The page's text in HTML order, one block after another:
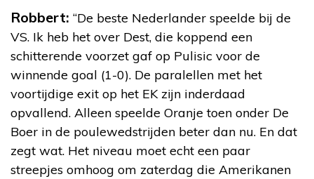
Robbert: “De beste Nederlander speelde bij de
VS. Ik heb het over Dest, die koppend een
schitterende voorzet gaf op Pulisic voor de
winnende goal (1-0). De paralellen met het
voortijdige exit op het EK zijn inderdaad
opvallend. Alleen speelde Oranje toen onder De
Boer in de poulewedstrijden beter dan nu. En dat
zegt wat. Het niveau moet echt een paar
streepjes omhoog om zaterdag die Amerikanen